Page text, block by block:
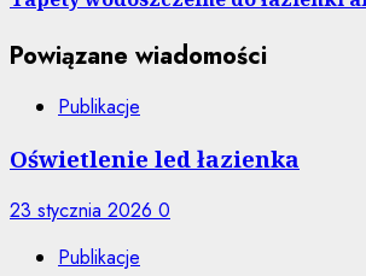
Powiązane wiadomości
Publikacje
Oświetlenie led łazienka
23 stycznia 2026 0
Publikacje